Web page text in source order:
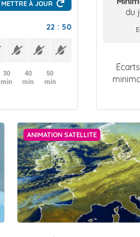
METTRE À JOUR
22 : 50
30
min
40
min
50
min
du
ANIMATION SATELLITE